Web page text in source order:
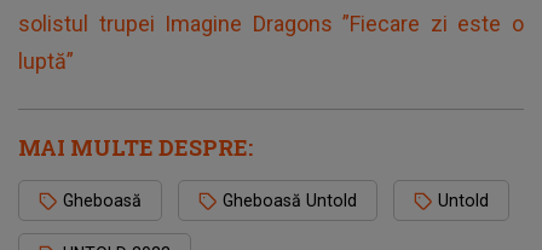
solistul trupei Imagine Dragons ”Fiecare zi este o
luptă”
MAI MULTE DESPRE:
Gheboasă Gheboasă Untold Untold